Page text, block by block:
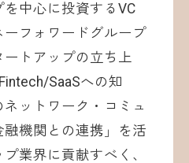
中心に投資するVC
ーフォワードグループ
トアップの立ち上
SaaSへの知
ットワーク・コミュ
機関との連携」を活
業界に貢献すべく、